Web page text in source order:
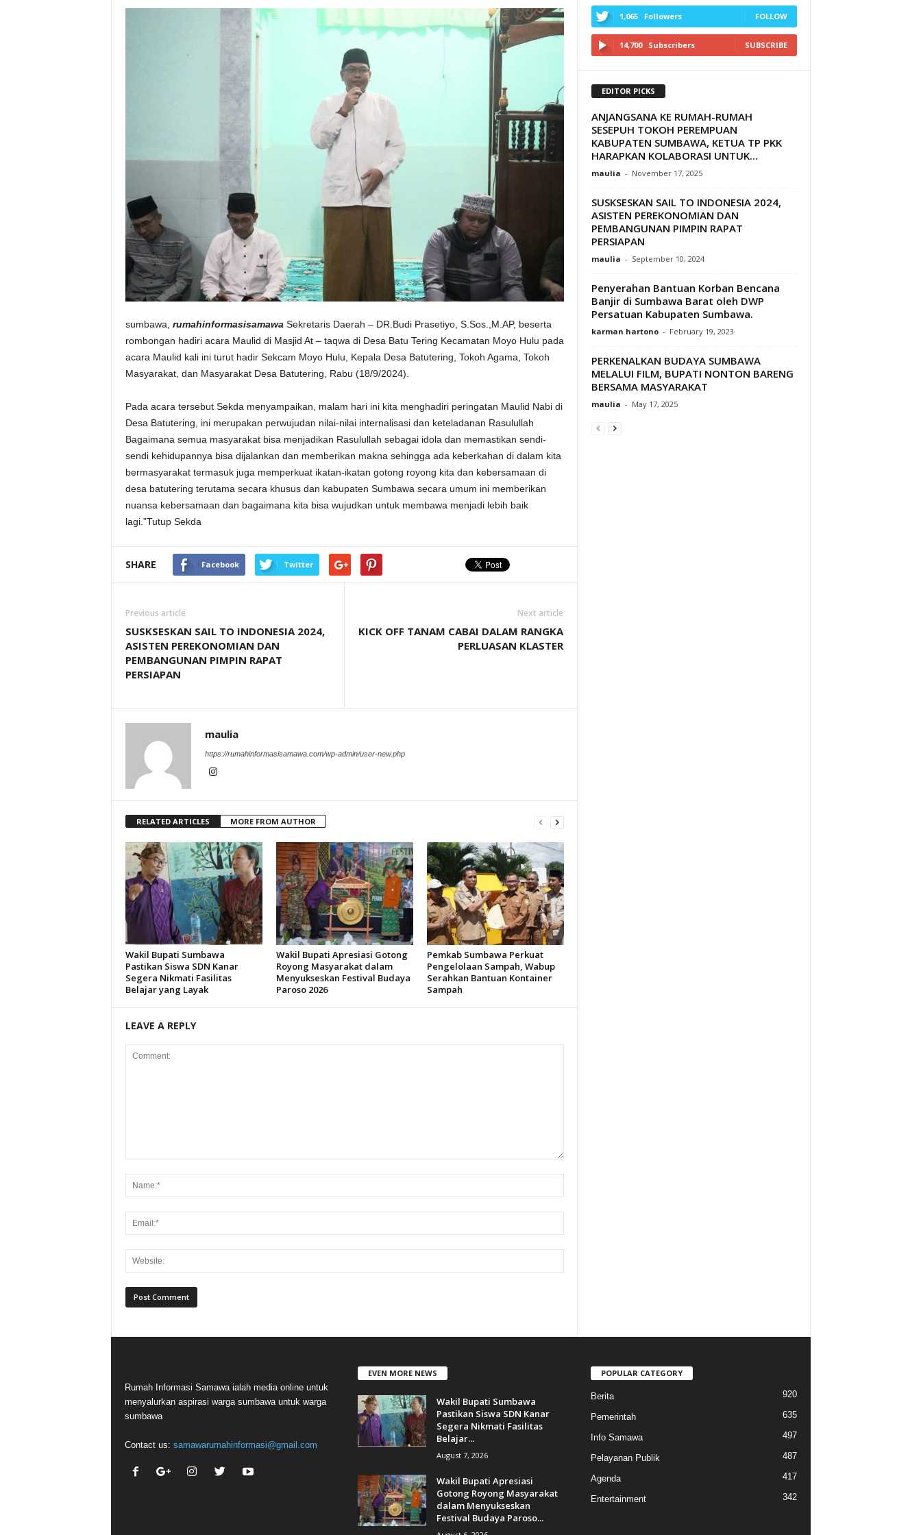
sumbawa, rumahinformasisamawa Sekretaris Daerah – DR.Budi Prasetiyo, S.Sos.,M.AP, beserta
rombongan hadiri acara Maulid di Masjid At – taqwa di Desa Batu Tering Kecamatan Moyo Hulu pada
acara Maulid kali ini turut hadir Sekcam Moyo Hulu, Kepala Desa Batutering, Tokoh Agama, Tokoh
Masyarakat, dan Masyarakat Desa Batutering, Rabu (18/9/2024).
Pada acara tersebut Sekda menyampaikan, malam hari ini kita menghadiri peringatan Maulid Nabi di
Desa Batutering, ini merupakan perwujudan nilai-nilai internalisasi dan keteladanan Rasulullah
Bagaimana semua masyarakat bisa menjadikan Rasulullah sebagai idola dan memastikan sendi-
sendi kehidupannya bisa dijalankan dan memberikan makna sehingga ada keberkahan di dalam kita
bermasyarakat termasuk juga memperkuat ikatan-ikatan gotong royong kita dan kebersamaan di
desa batutering terutama secara khusus dan kabupaten Sumbawa secara umum ini memberikan
nuansa kebersamaan dan bagaimana kita bisa wujudkan untuk membawa menjadi lebih baik
lagi.”Tutup Sekda
SHARE Facebook Twitter
Previous article
SUSKSESKAN SAIL TO INDONESIA 2024,
ASISTEN PEREKONOMIAN DAN
PEMBANGUNAN PIMPIN RAPAT
PERSIAPAN
Next article
KICK OFF TANAM CABAI DALAM RANGKA
PERLUASAN KLASTER
maulia
https://rumahinformasisamawa.com/wp-admin/user-new.php
RELATED ARTICLES MORE FROM AUTHOR
Wakil Bupati Sumbawa
Pastikan Siswa SDN Kanar
Segera Nikmati Fasilitas
Belajar yang Layak
Wakil Bupati Apresiasi Gotong
Royong Masyarakat dalam
Menyukseskan Festival Budaya
Paroso 2026
Pemkab Sumbawa Perkuat
Pengelolaan Sampah, Wabup
Serahkan Bantuan Kontainer
Sampah
LEAVE A REPLY
1,065 Followers FOLLOW
14,700 Subscribers SUBSCRIBE
EDITOR PICKS
ANJANGSANA KE RUMAH-RUMAH
SESEPUH TOKOH PEREMPUAN
KABUPATEN SUMBAWA, KETUA TP PKK
HARAPKAN KOLABORASI UNTUK...
maulia - November 17, 2025
SUSKSESKAN SAIL TO INDONESIA 2024,
ASISTEN PEREKONOMIAN DAN
PEMBANGUNAN PIMPIN RAPAT
PERSIAPAN
maulia - September 10, 2024
Penyerahan Bantuan Korban Bencana
Banjir di Sumbawa Barat oleh DWP
Persatuan Kabupaten Sumbawa.
karman hartono - February 19, 2023
PERKENALKAN BUDAYA SUMBAWA
MELALUI FILM, BUPATI NONTON BARENG
BERSAMA MASYARAKAT
maulia - May 17, 2025
Rumah Informasi Samawa ialah media online untuk
menyalurkan aspirasi warga sumbawa untuk warga
sumbawa
Contact us: samawarumahinformasi@gmail.com
EVEN MORE NEWS
Wakil Bupati Sumbawa
Pastikan Siswa SDN Kanar
Segera Nikmati Fasilitas
Belajar...
August 7, 2026
Wakil Bupati Apresiasi
Gotong Royong Masyarakat
dalam Menyukseskan
Festival Budaya Paroso...
POPULAR CATEGORY
Berita 920
Pemerintah 635
Info Samawa 497
Pelayanan Publik 487
Agenda 417
Entertainment 342